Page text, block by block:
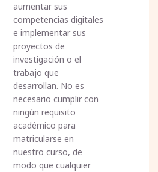
aumentar sus
competencias digitales
e implementar sus
proyectos de
investigación o el
trabajo que
desarrollan. No es
necesario cumplir con
ningún requisito
académico para
matricularse en
nuestro curso, de
modo que cualquier